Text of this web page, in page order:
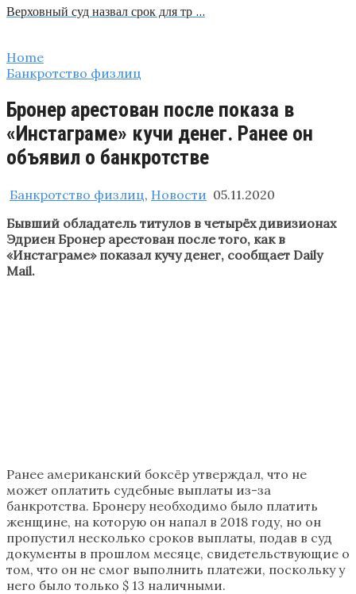
Верховный суд назвал срок для тр …
Home
Банкротство физлиц
Бронер арестован после показа в
«Инстаграме» кучи денег. Ранее он
объявил о банкротстве
Банкротство физлиц, Новости 05.11.2020
Бывший обладатель титулов в четырёх дивизионах
Эдриен Бронер арестован после того, как в
«Инстаграме» показал кучу денег, сообщает Daily
Mail.
Ранее американский боксёр утверждал, что не
может оплатить судебные выплаты из-за
банкротства. Бронеру необходимо было платить
женщине, на которую он напал в 2018 году, но он
пропустил несколько сроков выплаты, подав в суд
документы в прошлом месяце, свидетельствующие о
том, что он не смог выполнить платежи, поскольку у
него было только $ 13 наличными.